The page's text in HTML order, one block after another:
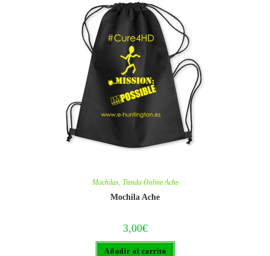
Mochilas, Tienda Online Ache
Mochila Ache
3,00€
Añadir al carrito